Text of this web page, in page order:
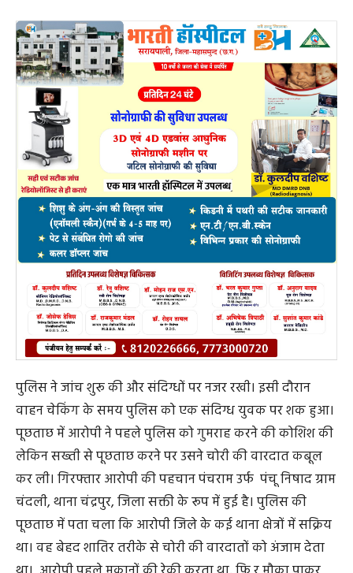
पुलिस ने जांच शुरू की और संदिग्धों पर नजर रखी। इसी दौरान
वाहन चेकिंग के समय पुलिस को एक संदिग्ध युवक पर शक हुआ।
पूछताछ में आरोपी ने पहले पुलिस को गुमराह करने की कोशिश की
लेकिन सख्ती से पूछताछ करने पर उसने चोरी की वारदात कबूल
कर ली। गिरफ्तार आरोपी की पहचान पंचराम उर्फ पंचू निषाद ग्राम
चंदली, थाना चंद्रपुर, जिला सक्ती के रूप में हुई है। पुलिस की
पूछताछ में पता चला कि आरोपी जिले के कई थाना क्षेत्रों में सक्रिय
था। वह बेहद शातिर तरीके से चोरी की वारदातों को अंजाम देता